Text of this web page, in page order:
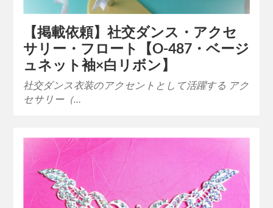
【掲載依頼】社交ダンス・アクセ
サリー・フロート【O-487・ベージ
ュネット袖×白リボン】
社交ダンス衣装のアクセントとして活躍する アク
セサリー（…